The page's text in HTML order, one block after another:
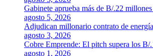
Gabinete aprueba más de B/.22
agosto 5, 2026
Adjudican millonario contrato de
agosto 3, 2026
Cobre Emprende: El pitch supera los
agosto 1, 2026